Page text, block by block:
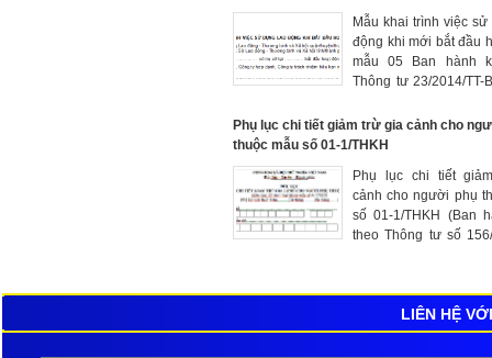
Mẫu khai trình việc
động khi mới bắt đầu
mẫu 05 Ban hành
Thông tư 23/2014/TT-
và Xã hội
Phụ lục chi tiết giảm trừ gia cảnh cho
thuộc mẫu số 01-1/THKH
Phụ lục chi tiết
cảnh cho người phụ
số 01-1/THKH (Ban
theo Thông tư số
LIÊN HỆ